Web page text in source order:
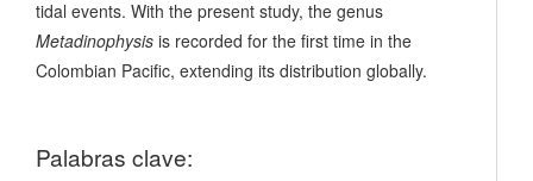
tidal events. With the present study, the genus
Metadinophysis is recorded for the first time in the
Colombian Pacific, extending its distribution globally.
Palabras clave: